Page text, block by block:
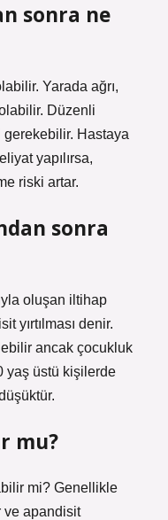
sonra ne
Yarada ağrı,
olabilir. Düzenli
Hastaya
yapılırsa,
riski artar.
sonra
oluşan iltihap
yırtılması denir.
ancak çocukluk
yaş üstü kişilerde
mu?
mi? Genellikle
ve apandisit